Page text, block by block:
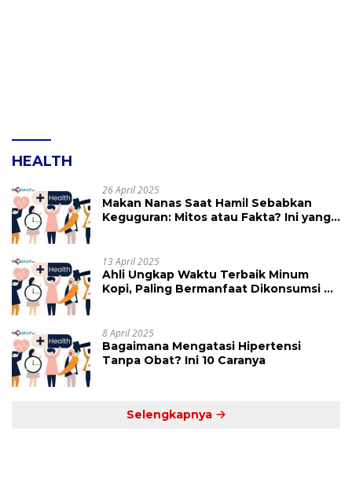
HEALTH
26 April 2025
Makan Nanas Saat Hamil Sebabkan
Keguguran: Mitos atau Fakta? Ini yang
13 April 2025
Ahli Ungkap Waktu Terbaik Minum
Kopi, Paling Bermanfaat Dikonsumsi di
8 April 2025
Bagaimana Mengatasi Hipertensi
Tanpa Obat? Ini 10 Caranya
Selengkapnya